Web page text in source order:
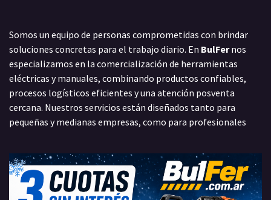
Somos un equipo de personas comprometidas con brindar
soluciones concretas para el trabajo diario. En BulFernos
especializamos en la comercialización de herramientas
eléctricas y manuales, combinando productos confiables,
procesos logísticos eficientes y una atención posventa
cercana. Nuestros servicios están diseñados tanto para
pequeñas y medianas empresas, como para profesionales